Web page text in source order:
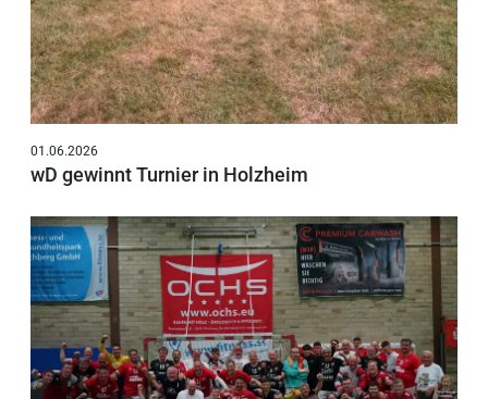
01.06.2026
wD gewinnt Turnier in Holzheim